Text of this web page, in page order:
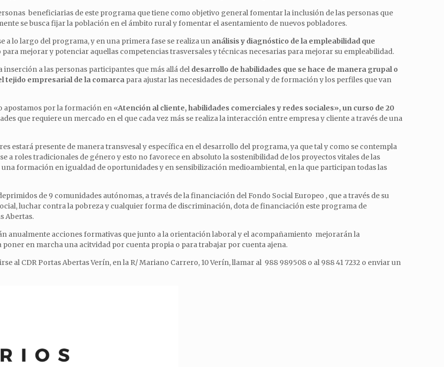
beneficiarias de este programa que tiene como objetivo general fomentar la inclusión de las personas que
se busca fijar la población en el ámbito rural y fomentar el asentamiento de nuevos pobladores.
lo largo del programa, y en una primera fase se realiza un análisis y diagnóstico de la empleabilidad que
para mejorar y potenciar aquellas competencias trasversales y técnicas necesarias para mejorar su empleabilidad.
a las personas participantes que más allá del desarrollo de habilidades que se hace de manera grupal o
tejido empresarial de la comarca para ajustar las necesidades de personal y de formación y los perfiles que van
apostamos por la formación en «Atención al cliente, habilidades comerciales y redes sociales», un curso de 20
que requiere un mercado en el que cada vez más se realiza la interacción entre empresa y cliente a través de una
estará presente de manera transvesal y específica en el desarrollo del programa, ya que tal y como se contempla
a roles tradicionales de género y esto no favorece en absoluto la sostenibilidad de los proyectos vitales de las
formación en igualdad de oportunidades y en sensibilización medioambiental, en la que participan todas las
de 9 comunidades autónomas, a través de la financiación del Fondo Social Europeo , que a través de su
luchar contra la pobreza y cualquier forma de discriminación, dota de financiación este programa de
Abertas.
anualmente acciones formativas que junto a la orientación laboral y el acompañamiento mejorarán la
poner en marcha una acitvidad por cuenta propia o para trabajar por cuenta ajena.
al CDR Portas Abertas Verín, en la R/ Mariano Carrero, 10 Verín, llamar al 988 989508 o al 988 41 7232 o enviar un